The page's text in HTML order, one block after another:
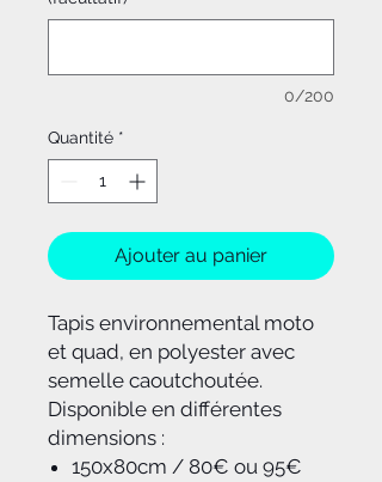
0/200
Quantité *
Ajouter au panier
Tapis environnemental moto
et quad, en polyester avec
semelle caoutchoutée.
Disponible en différentes
dimensions :
150x80cm / 80€ ou 95€